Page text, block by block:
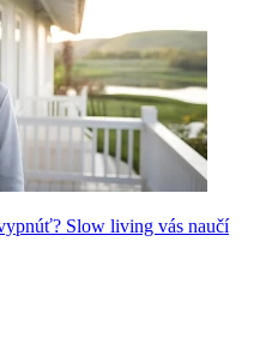
Slow living vás naučí